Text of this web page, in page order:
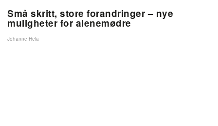
Små skritt, store forandringer – nye
muligheter for alenemødre
Johanne Heia